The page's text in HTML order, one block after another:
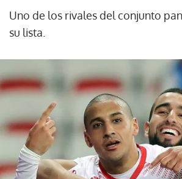
Uno de los rivales del conjunto
su lista.